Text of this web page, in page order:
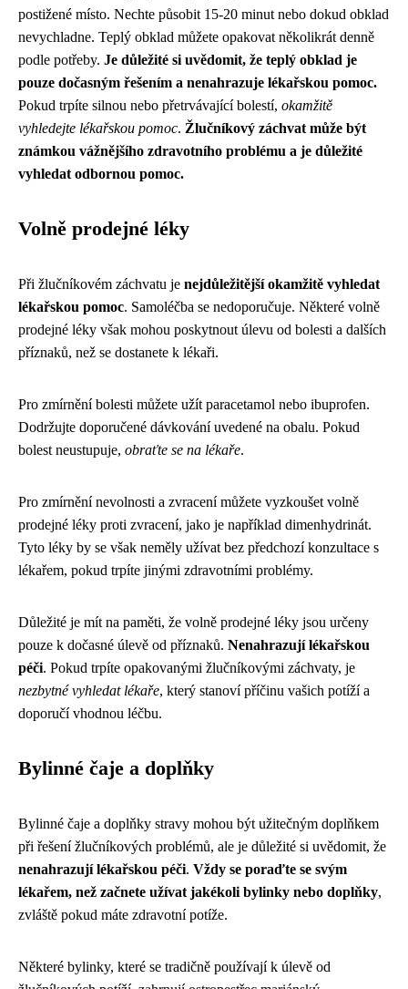
postižené místo. Nechte působit 15-20 minut nebo dokud obklad
nevychladne. Teplý obklad můžete opakovat několikrát denně
podle potřeby. Je důležité si uvědomit, že teplý obklad je
pouze dočasným řešením a nenahrazuje lékařskou pomoc.
Pokud trpíte silnou nebo přetrvávající bolestí, okamžitě
vyhledejte lékařskou pomoc. Žlučníkový záchvat může být
známkou vážnějšího zdravotního problému a je důležité
vyhledat odbornou pomoc.
Volně prodejné léky
Při žlučníkovém záchvatu je nejdůležitější okamžitě vyhledat
lékařskou pomoc. Samoléčba se nedoporučuje. Některé volně
prodejné léky však mohou poskytnout úlevu od bolesti a dalších
příznaků, než se dostanete k lékaři.
Pro zmírnění bolesti můžete užít paracetamol nebo ibuprofen.
Dodržujte doporučené dávkování uvedené na obalu. Pokud
bolest neustupuje, obraťte se na lékaře.
Pro zmírnění nevolnosti a zvracení můžete vyzkoušet volně
prodejné léky proti zvracení, jako je například dimenhydrinát.
Tyto léky by se však neměly užívat bez předchozí konzultace s
lékařem, pokud trpíte jinými zdravotními problémy.
Důležité je mít na paměti, že volně prodejné léky jsou určeny
pouze k dočasné úlevě od příznaků. Nenahrazují lékařskou
péči. Pokud trpíte opakovanými žlučníkovými záchvaty, je
nezbytné vyhledat lékaře, který stanoví příčinu vašich potíží a
doporučí vhodnou léčbu.
Bylinné čaje a doplňky
Bylinné čaje a doplňky stravy mohou být užitečným doplňkem
při řešení žlučníkových problémů, ale je důležité si uvědomit, že
nenahrazují lékařskou péči. Vždy se poraďte se svým
lékařem, než začnete užívat jakékoli bylinky nebo doplňky,
zvláště pokud máte zdravotní potíže.
Některé bylinky, které se tradičně používají k úlevě od